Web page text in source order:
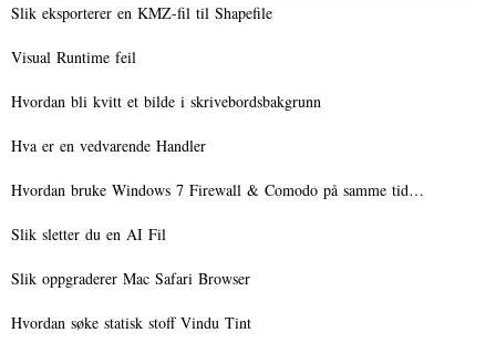
Slik eksporterer en KMZ-fil til Shapefile
Visual Runtime feil
Hvordan bli kvitt et bilde i skrivebordsbakgrunn
Hva er en vedvarende Handler
Hvordan bruke Windows 7 Firewall & Comodo på samme tid…
Slik sletter du en AI Fil
Slik oppgraderer Mac Safari Browser
Hvordan søke statisk stoff Vindu Tint